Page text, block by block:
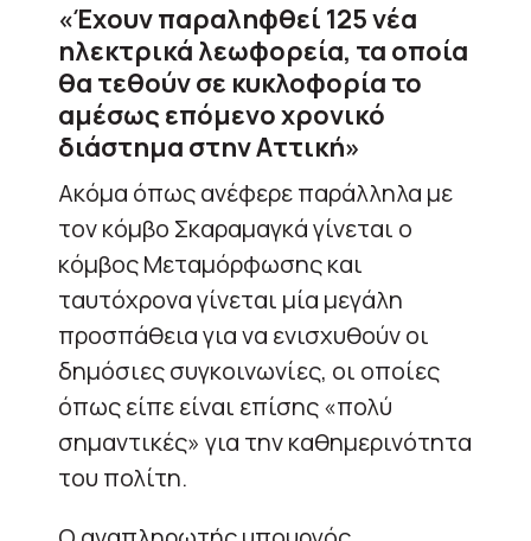
«Έχουν παραληφθεί 125 νέα
ηλεκτρικά λεωφορεία, τα οποία
θα τεθούν σε κυκλοφορία το
αμέσως επόμενο χρονικό
διάστημα στην Αττική»
Ακόμα όπως ανέφερε παράλληλα με
τον κόμβο Σκαραμαγκά γίνεται ο
κόμβος Μεταμόρφωσης και
ταυτόχρονα γίνεται μία μεγάλη
προσπάθεια για να ενισχυθούν οι
δημόσιες συγκοινωνίες, οι οποίες
όπως είπε είναι επίσης «πολύ
σημαντικές» για την καθημερινότητα
του πολίτη.